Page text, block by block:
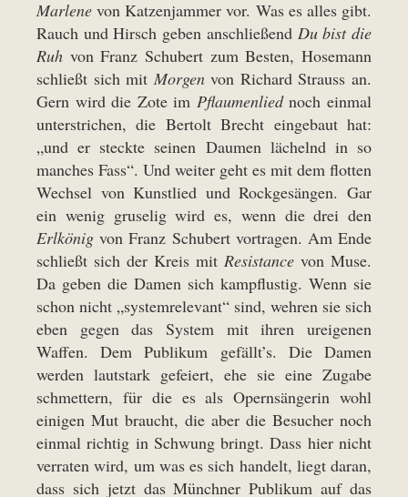
Marlene von Katzenjammer vor. Was es alles gibt.
Rauch und Hirsch geben anschließend Du bist die
Ruh von Franz Schubert zum Besten, Hosemann
schließt sich mit Morgenvon Richard Strauss an.
Gern wird die Zote im Pflaumenliednoch einmal
unterstrichen, die Bertolt Brecht eingebaut hat:
„und er steckte seinen Daumen lächelnd in so
manches Fass“. Und weiter geht es mit dem flotten
Wechsel von Kunstlied und Rockgesängen. Gar
ein wenig gruselig wird es, wenn die drei den
Erlkönig von Franz Schubert vortragen. Am Ende
schließt sich der Kreis mit Resistance von Muse.
Da geben die Damen sich kampflustig. Wenn sie
schon nicht „systemrelevant“ sind, wehren sie sich
eben gegen das System mit ihren ureigenen
Waffen. Dem Publikum gefällt’s. Die Damen
werden lautstark gefeiert, ehe sie eine Zugabe
schmettern, für die es als Opernsängerin wohl
einigen Mut braucht, die aber die Besucher noch
einmal richtig in Schwung bringt. Dass hier nicht
verraten wird, um was es sich handelt, liegt daran,
dass sich jetzt das Münchner Publikum auf das